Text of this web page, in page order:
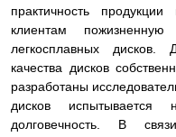
практичность
клиентам
легкосплавных
качества дисков
разработаны
дисков испытывается
долговечность. В